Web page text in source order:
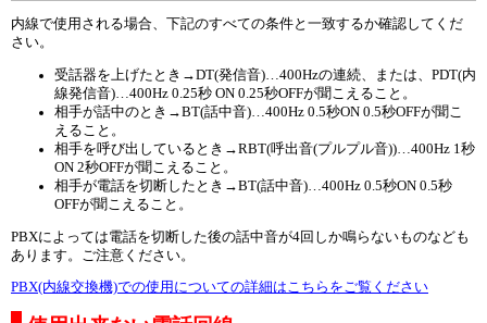
内線で使用される場合、下記のすべての条件と一致するか確認してくだ
さい。
受話器を上げたとき→DT(発信音)…400Hzの連続、または、PDT(内
線発信音)…400Hz 0.25秒 ON 0.25秒OFFが聞こえること。
相手が話中のとき→BT(話中音)…400Hz 0.5秒ON 0.5秒OFFが聞こ
えること。
相手を呼び出しているとき→RBT(呼出音(プルプル音))…400Hz 1秒
ON 2秒OFFが聞こえること。
相手が電話を切断したとき→BT(話中音)…400Hz 0.5秒ON 0.5秒
OFFが聞こえること。
PBXによっては電話を切断した後の話中音が4回しか鳴らないものなども
あります。ご注意ください。
PBX(内線交換機)での使用についての詳細はこちらをご覧ください